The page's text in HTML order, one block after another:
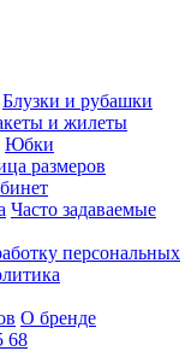
Блузки и рубашки
и жилеты
Юбки
размеров
Часто задаваемые
персональных
О бренде
68